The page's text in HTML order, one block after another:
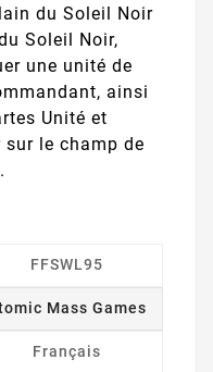
du Soleil Noir
Soleil Noir,
une unité de
ainsi
Unité et
le champ de
FFSWL95
Mass Games
Français